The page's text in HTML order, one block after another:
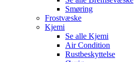
Smøring
Frostvæske
Kjemi
Se alle Kjemi
Air Condition
Rustbeskyttelse